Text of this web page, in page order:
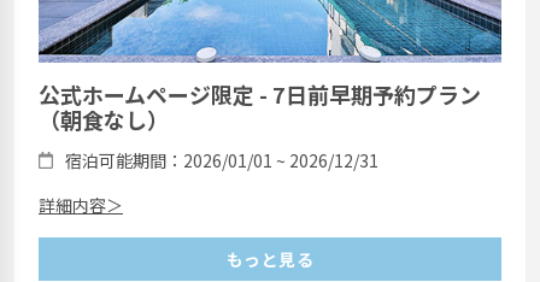
公式ホームページ限定 - 7日前早期予約プラン
（朝食なし）
宿泊可能期間：2026/01/01 ~ 2026/12/31
詳細内容＞
もっと見る